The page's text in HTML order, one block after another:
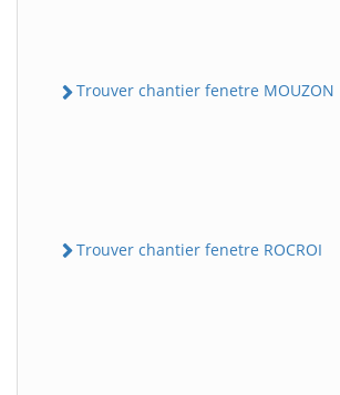
Trouver chantier fenetre MOUZON
Trouver chantier fenetre ROCROI